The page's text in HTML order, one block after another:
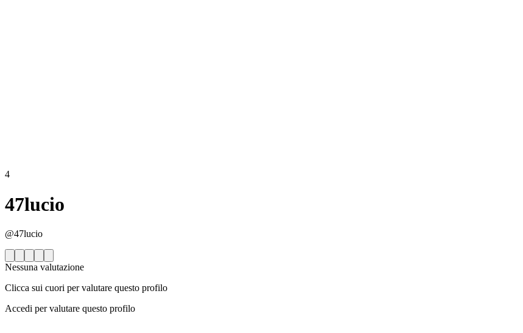
4
47lucio
@47lucio
Nessuna valutazione
Clicca sui cuori per valutare questo profilo
Accedi per valutare questo profilo